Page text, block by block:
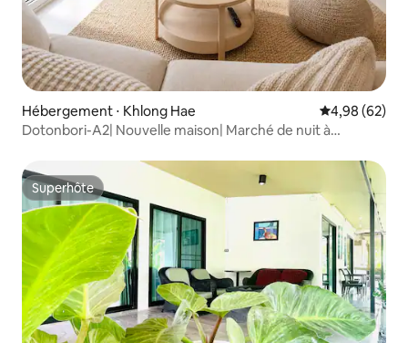
Hébergement ⋅ Khlong Hae Évaluation
4,98 (62)
Dotonbori-A2| Nouvelle maison| Marché de nuit à
Superhôte
Superhôte